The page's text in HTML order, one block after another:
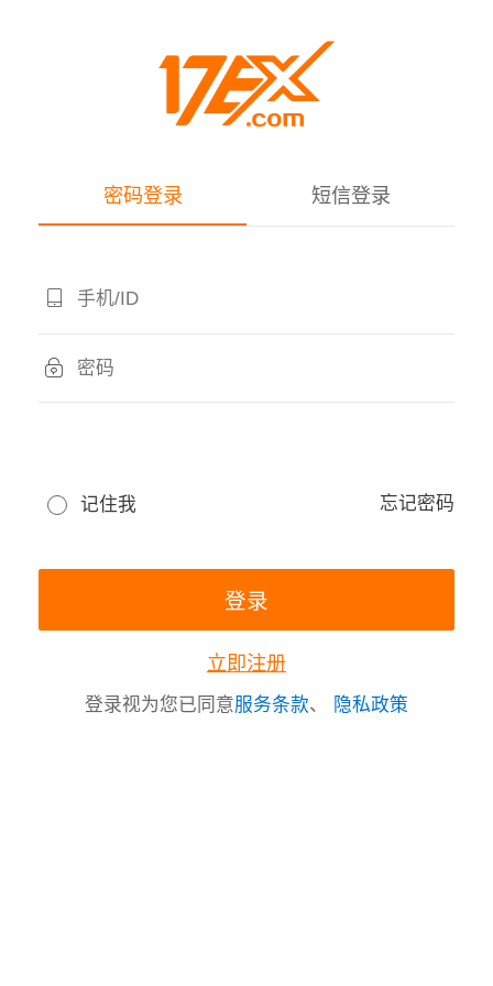
密码登录 短信登录
记住我 忘记密码
立即注册
登录视为您已同意服务条款、 隐私政策